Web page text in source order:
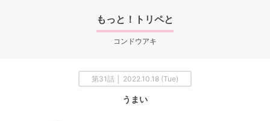
もっと！トリペと
コンドウアキ
第31話 │ 2022.10.18 (Tue)
うまい